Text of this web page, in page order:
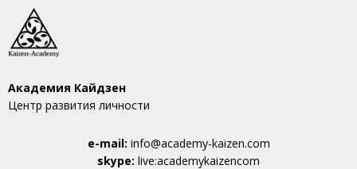
Академия Кайдзен
Центр развития личности
e-mail: info@academy-kaizen.com
skype: live:academykaizencom